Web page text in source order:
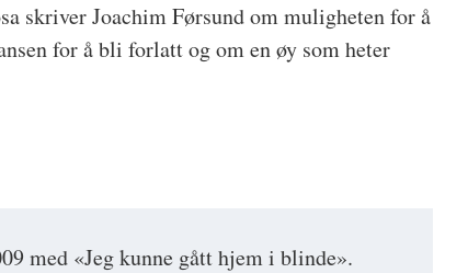
med «Jeg kunne gått hjem i blinde».
skriver Joachim Førsund om muligheten for å
for å bli forlatt og om en øy som heter